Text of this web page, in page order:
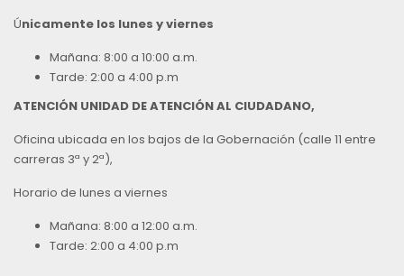
Únicamente los lunes y viernes
Mañana: 8:00 a 10:00 a.m.
Tarde: 2:00 a 4:00 p.m
ATENCIÓN UNIDAD DE ATENCIÓN AL CIUDADANO,
Oficina ubicada en los bajos de la Gobernación (calle 11 entre
carreras 3ª y 2ª),
Horario de lunes a viernes
Mañana: 8:00 a 12:00 a.m.
Tarde: 2:00 a 4:00 p.m